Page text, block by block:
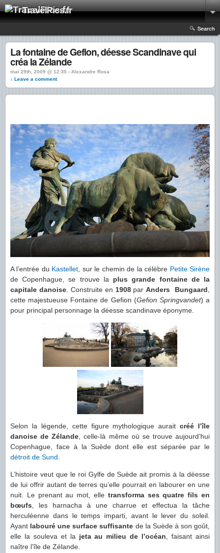
TravelPics.fr
Search
La fontaine de Gefion, déesse Scandinave qui
créa la Zélande
mai 29th, 2009 @ 12:35 › Alexandre Rosa
↓ Leave a comment
A l’entrée du Kastellet , sur le chemin de la célèbre Petite Sirène
de Copenhague, se trouve la plus grande fontaine de la
capitale danoise. Construite en 1908parAnders Bungaard
cette majestueuse Fontaine de Gefion (Gefion Springvandet) a
pour principal personnage la déesse scandinave éponyme.
Selon la légende, cette figure mythologique auraitcréé l’île
danoise de Zélande , celle-là même où se trouve aujourd’hui
Copenhague, face à la Suède dont elle est séparée par le
détroit de Sund
L’histoire veut que le roi Gylfe de Suède ait promis à la déesse
de lui offrir autant de terres qu’elle pourrait en labourer en une
nuit. Le prenant au mot, elle transforma ses quatre fils en
bœufs , les harnacha à une charrue et effectua la tâche
herculéenne dans le temps imparti, avant le lever du soleil.
Ayant labouré une surface suffisante de la Suède à son goût,
elle la souleva et la jeta au milieu de l’océan , faisant ainsi
naître l’île de Zélande.